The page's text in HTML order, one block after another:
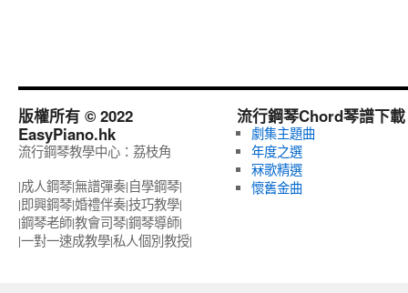
版權所有 © 2022
EasyPiano.hk
流行鋼琴教學中心：荔枝角
|成人鋼琴|無譜彈奏|自學鋼琴|
|即興鋼琴|婚禮伴奏|技巧教學|
|鋼琴老師|教會司琴|鋼琴導師|
|一對一速成教學|私人個別教授‎|
流行鋼琴Chord琴譜下載
劇集主題曲
年度之選
冧歌精選
懷舊金曲